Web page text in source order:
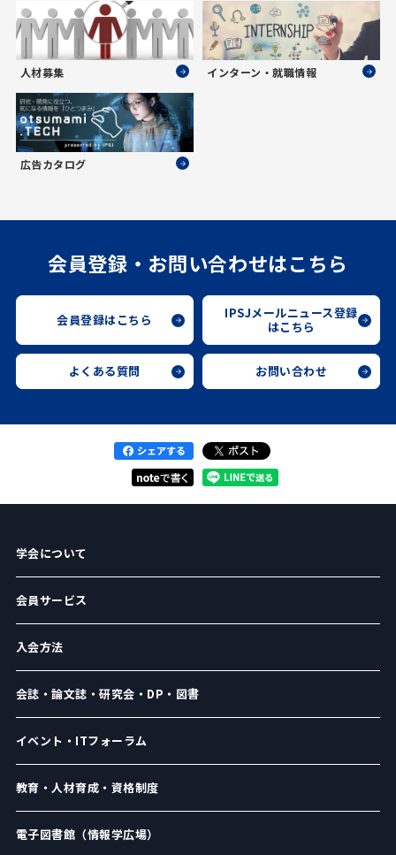
人材募集 インターン・就職情報
広告カタログ
会員登録・お問い合わせはこちら
会員登録はこちら
IPSJメールニュース登録
はこちら
よくある質問 お問い合わせ
学会について
会員サービス
入会方法
会誌・論文誌・研究会・DP・図書
イベント・ITフォーラム
教育・人材育成・資格制度
電子図書館（情報学広場）